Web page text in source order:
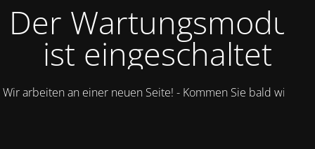
Der Wartungsmodus
ist eingeschaltet
Wir arbeiten an einer neuen Seite! - Kommen Sie bald wieder.